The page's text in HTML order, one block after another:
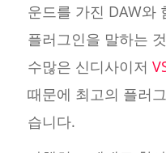
운드를 가진 DAW와
플러그인을 말하는
수많은 신디사이저
때문에 최고의 플러
습니다.